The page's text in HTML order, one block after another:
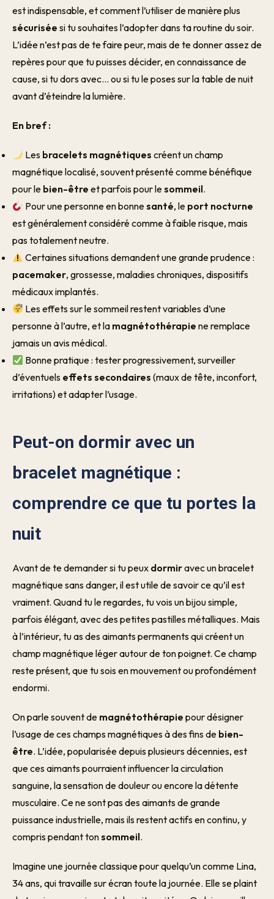
est indispensable, et comment l’utiliser de manière plus
sécurisée si tu souhaites l’adopter dans ta routine du soir.
L’idée n’est pas de te faire peur, mais de te donner assez de
repères pour que tu puisses décider, en connaissance de
cause, si tu dors avec… ou si tu le poses sur la table de nuit
avant d’éteindre la lumière.
En bref :
Les bracelets magnétiques créent un champ
magnétique localisé, souvent présenté comme bénéfique
pour le bien-être et parfois pour lesommeil.
Pour une personne en bonnesanté, le port nocturne
est généralement considéré comme à faible risque, mais
pas totalement neutre.
Certaines situations demandent une grande prudence :
pacemaker, grossesse, maladies chroniques, dispositifs
médicaux implantés.
Les effets sur le sommeil restent variables d’une
personne à l’autre, et la magnétothérapie ne remplace
jamais un avis médical.
Bonne pratique : tester progressivement, surveiller
d’éventuels effets secondaires (maux de tête, inconfort,
irritations) et adapter l’usage.
Peut-on dormir avec un
bracelet magnétique :
comprendre ce que tu portes la
nuit
Avant de te demander si tu peux dormiravec un bracelet
magnétique sans danger, il est utile de savoir ce qu’il est
vraiment. Quand tu le regardes, tu vois un bijou simple,
parfois élégant, avec des petites pastilles métalliques. Mais
à l’intérieur, tu as des aimants permanents qui créent un
champ magnétique léger autour de ton poignet. Ce champ
reste présent, que tu sois en mouvement ou profondément
endormi.
On parle souvent de magnétothérapie pour désigner
l’usage de ces champs magnétiques à des fins de bien-
être. L’idée, popularisée depuis plusieurs décennies, est
que ces aimants pourraient influencer la circulation
sanguine, la sensation de douleur ou encore la détente
musculaire. Ce ne sont pas des aimants de grande
puissance industrielle, mais ils restent actifs en continu, y
compris pendant tonsommeil.
Imagine une journée classique pour quelqu’un comme Lina,
34 ans, qui travaille sur écran toute la journée. Elle se plaint